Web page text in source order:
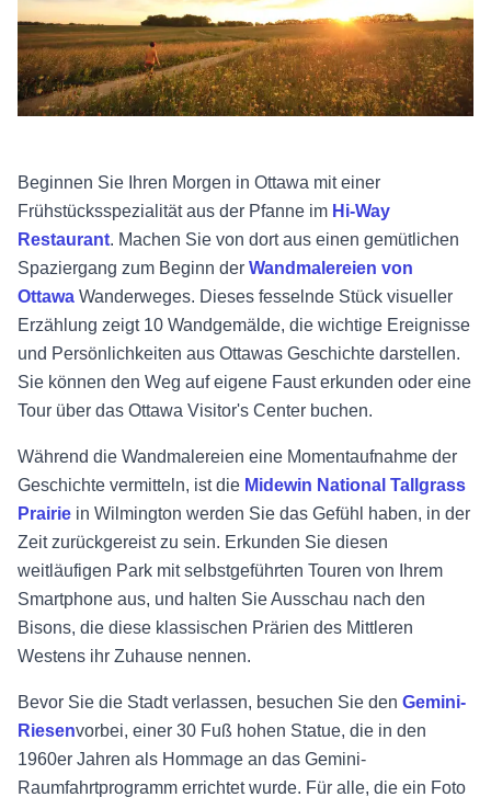
Beginnen Sie Ihren Morgen in Ottawa mit einer
Frühstücksspezialität aus der Pfanne im Hi-Way
Restaurant. Machen Sie von dort aus einen gemütlichen
Spaziergang zum Beginn der Wandmalereien von
Ottawa Wanderweges. Dieses fesselnde Stück visueller
Erzählung zeigt 10 Wandgemälde, die wichtige Ereignisse
und Persönlichkeiten aus Ottawas Geschichte darstellen.
Sie können den Weg auf eigene Faust erkunden oder eine
Tour über das Ottawa Visitor's Center buchen.
Während die Wandmalereien eine Momentaufnahme der
Geschichte vermitteln, ist die Midewin National Tallgrass
Prairie in Wilmington werden Sie das Gefühl haben, in der
Zeit zurückgereist zu sein. Erkunden Sie diesen
weitläufigen Park mit selbstgeführten Touren von Ihrem
Smartphone aus, und halten Sie Ausschau nach den
Bisons, die diese klassischen Prärien des Mittleren
Westens ihr Zuhause nennen.
Bevor Sie die Stadt verlassen, besuchen Sie den Gemini-
Riesenvorbei, einer 30 Fuß hohen Statue, die in den
1960er Jahren als Hommage an das Gemini-
Raumfahrtprogramm errichtet wurde. Für alle, die ein Foto